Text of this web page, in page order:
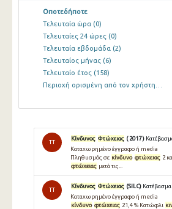
Οποτεδήποτε
Τελευταία ώρα (0)
Τελευταίες 24 ώρες (0)
Τελευταία εβδομάδα (2)
Τελευταίος μήνας (6)
Τελευταίο έτος (158)
Περιοχή ορισμένη από τον χρήστη…
TT
Κίνδυνος Φτώχειας ( 2017 )
Καταχωρημένο έγγραφο ή media
Πληθυσμός σε κίνδυνο φτώχειας 2
φτώχειας μετά τις...
TT
Κίνδυνος Φτώχειας (SILC)
Καταχωρημένο έγγραφο ή media
κίνδυνο φτώχειας 21,4 % Κατώφλι